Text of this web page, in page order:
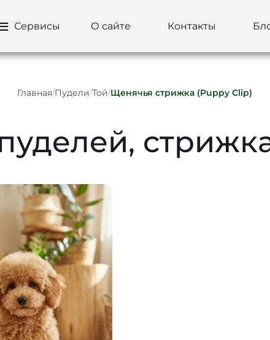
Сервисы О сайте Контакты
Главная/Пудели/Той/Щенячья стрижка (Puppy Clip)